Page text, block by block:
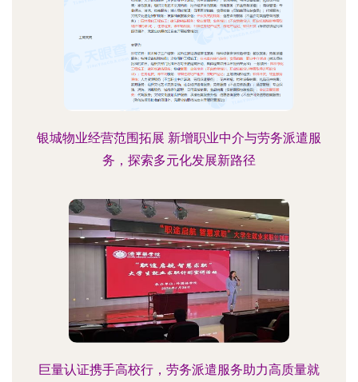
银城物业经营范围拓展 新增职业中介与劳务派遣服
务，探索多元化发展新路径
巨量认证携手高校行，劳务派遣服务助力高质量就